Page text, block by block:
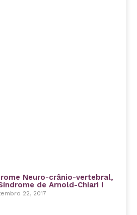
Neuro-crânio-vertebral,
de Arnold-Chiari I
22, 2017